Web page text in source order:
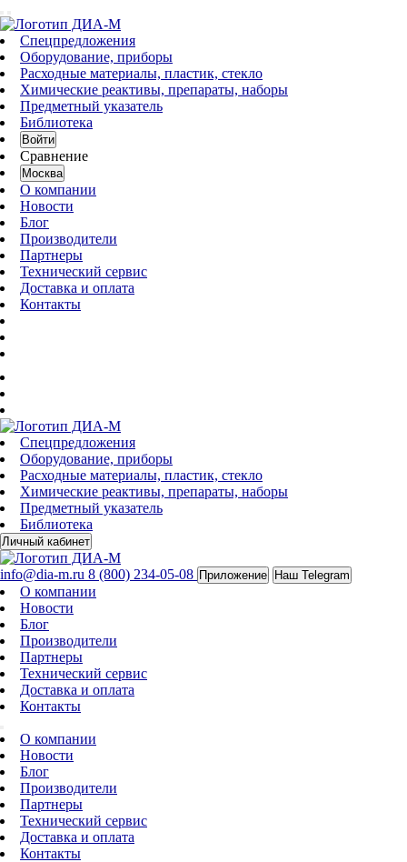
Спецпредложения
Оборудование, приборы
Расходные материалы, пластик, стекло
Химические реактивы, препараты, наборы
Предметный указатель
Библиотека
Войти
Сравнение
Москва
О компании
Новости
Блог
Производители
Партнеры
Технический сервис
Доставка и оплата
Контакты
Спецпредложения
Оборудование, приборы
Расходные материалы, пластик, стекло
Химические реактивы, препараты, наборы
Предметный указатель
Библиотека
Личный кабинет
info@dia-m.ru 8 (800) 234-05-08 Приложение Наш Telegram
О компании
Новости
Блог
Производители
Партнеры
Технический сервис
Доставка и оплата
Контакты
О компании
Новости
Блог
Производители
Партнеры
Технический сервис
Доставка и оплата
Контакты